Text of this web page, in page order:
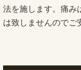
法を施します。痛み
は致しませんのでご